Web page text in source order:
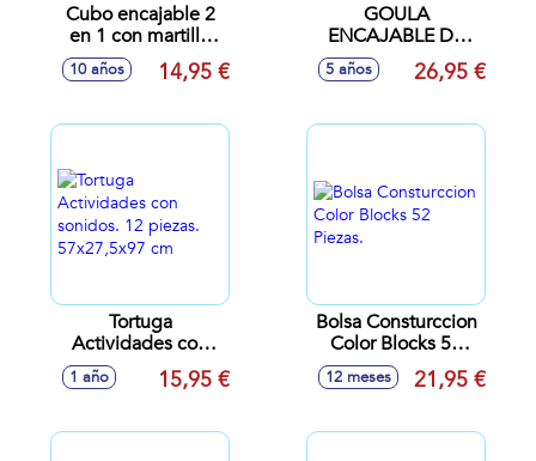
Cubo encajable 2
en 1 con martillo
para encajar las
bolas 14x14x16 cm
10 años 14,95 €
GOULA
ENCAJABLE DE
MADERA GRANJA
CON FORMAS
5 años 26,95 €
Tortuga
Actividades con
sonidos. 12 piezas.
57x27,5x97 cm
1 año 15,95 €
Bolsa Consturccion
Color Blocks 52
Piezas.
12 meses 21,95 €